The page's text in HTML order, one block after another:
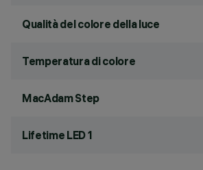
Qualità del colore della luce
Temperatura di colore
MacAdam Step
Lifetime LED 1